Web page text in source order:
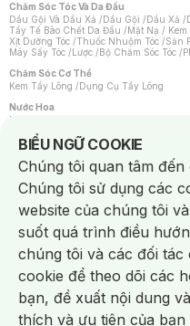
Chăm Sóc Tóc Và Da Đầu
Dầu Gội Và Dầu Xả /Dầu Gội /Dầu Xả /
Tẩy Tế Bào Chết Da Đầu /Mặt Nạ / Kem
Xịt Dưỡng Tóc /Thuốc Nhuộm Tóc /Sản
Máy Sấy Tóc /Lược /Bộ Chăm Sóc Tóc /
Chăm Sóc Cơ Thể
Kem Tẩy Lông /Dụng Cụ Tẩy Lông
Nước Hoa
Nước Hoa Nữ
Chăm Sóc Cá Nhân
Chống Muỗi /Khẩu Trang /Máy
Sản Phẩm Chăm Sóc Khác /Bàn Chải
Hỗ Trợ Trắng Răng/Kem Đánh Răng /
Tăm / Chỉ Nha Khoa/ Xịt Thơm Miệng /
Khăn Ướt Vệ Sinh Vùng Kín/Băng Vệ
Máy Cạo Râu
Vấn Đề Về Da
Da Dầu / Lỗ Chân Lông To/ Da Khô /
Da Nhạy Cảm / Kích Ứng
Da Xỉn Màu
Quầng Thâm & Bọng Mắt /Sẹo /Viêm
Dụng Cụ / Phụ Kiện Chăm Sóc Da
Bông Tẩy Trang
Khăn Lau Mặt Khô
Dụng Cụ Chăm Sóc Khác
BIỂU NGỮ COOKIE
Notice about cookies usage
Chúng tôi quan tâm
Chúng tôi sử dụng các
website của chúng tôi
suốt quá trình điều
chúng tôi và các đối tác
cookie để theo dõi các
bạn, đề xuất nội dung
thích và ưu tiên của